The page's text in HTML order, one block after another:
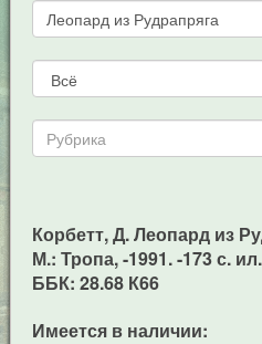
Корбетт, Д. Леопард из
М.: Тропа, -1991. -173 с. ил.
ББК: 28.68 К66
Имеется в наличии: